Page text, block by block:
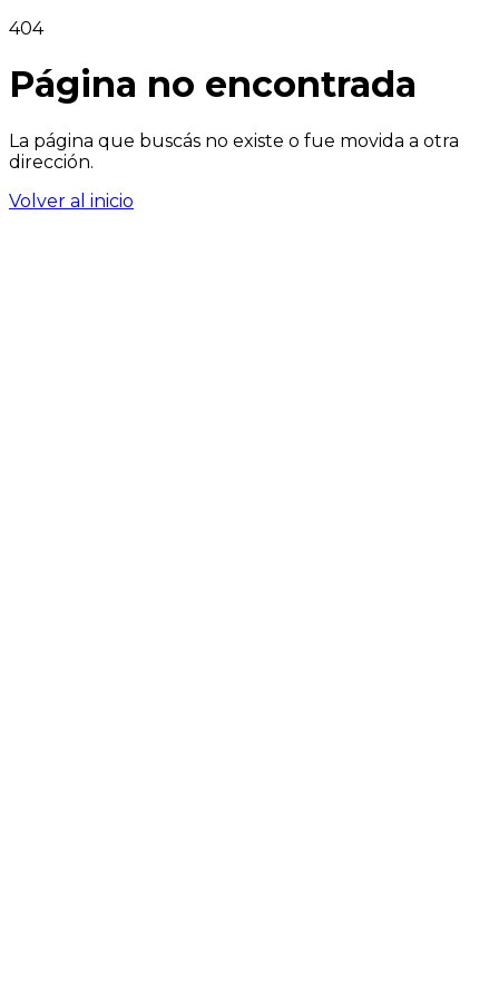
404
Página no encontrada
La página que buscás no existe o fue movida a otra
dirección.
Volver al inicio